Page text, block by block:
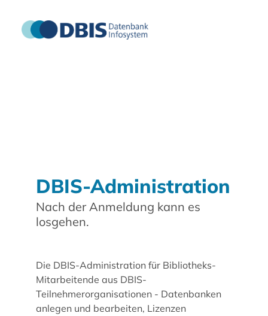
DBIS-Administration
Nach der Anmeldung kann es
losgehen.
Die DBIS-Administration für Bibliotheks-
Mitarbeitende aus DBIS-
Teilnehmerorganisationen - Datenbanken
anlegen und bearbeiten, Lizenzen